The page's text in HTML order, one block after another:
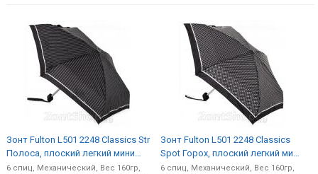
Зонт Fulton L501 2248 Classics Str
Полоса, плоский легкий мини
(M)
6спиц Механический
160
Зонт Fulton L501 2248 Classics
Spot Горох, плоский легкий мини
(M)
6 спиц Механический
160